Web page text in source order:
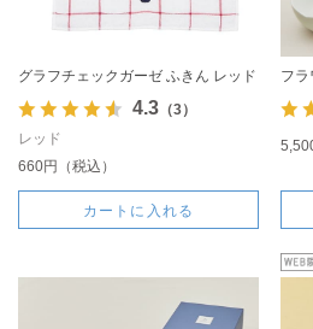
グラフチェックガーゼ ふきん レッド
4.3（3）
レッド
660円（税込）
カートに入れる
フラ